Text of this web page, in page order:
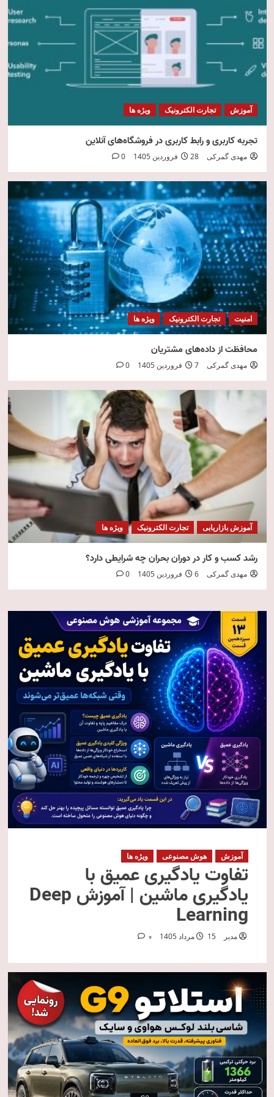
5
امنیت فناوری اطلاعات
آموزش تجارت الکترونیک ویژه ها
تجربه کاربری و رابط کاربری در فروشگاه‌های آنلاین
مهدی گمرکی 28 فروردین 1405 0
امنیت تجارت الکترونیک ویژه ها
محافظت از داده‌های مشتریان
مهدی گمرکی 7 فروردین 1405 0
آموزش بازاریابی تجارت الکترونیک ویژه ها
رشد کسب و کار در دوران بحران چه شرایطی دارد؟
مهدی گمرکی 6 فروردین 1405 0
آموزش هوش مصنوعی ویژه ها
تفاوت یادگیری عمیق با
یادگیری ماشین | آموزش Deep
Learning
مدیر 15 مرداد 1405 0